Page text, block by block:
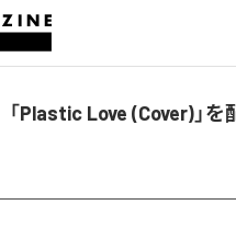
「Plastic Love (Cover)」